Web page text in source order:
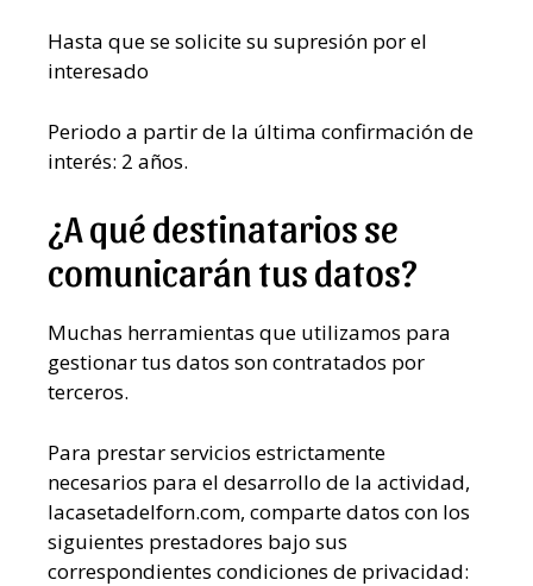
Hasta que se solicite su supresión por el
interesado
Periodo a partir de la última confirmación de
interés: 2 años.
¿A qué destinatarios se
comunicarán tus datos?
Muchas herramientas que utilizamos para
gestionar tus datos son contratados por
terceros.
Para prestar servicios estrictamente
necesarios para el desarrollo de la actividad,
lacasetadelforn.com, comparte datos con los
siguientes prestadores bajo sus
correspondientes condiciones de privacidad: